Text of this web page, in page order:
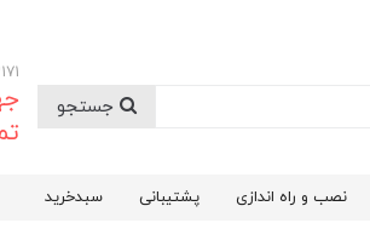
نصب و راه اندازی پشتیبانی سبدخرید